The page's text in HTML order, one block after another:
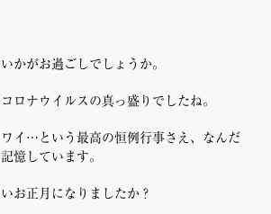
かがお過ごしでしょうか。
ロナウイルスの真っ盛りでしたね。
イ…という最高の恒例行事さえ、なんだ
憶しています。
お正月になりましたか？